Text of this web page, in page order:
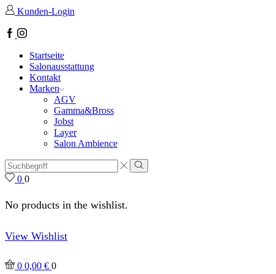
Kunden-Login
Startseite
Salonausstattung
Kontakt
Marken
AGV
Gamma&Bross
Jobst
Layer
Salon Ambience
0 0
No products in the wishlist.
View Wishlist
0 0,00 € 0